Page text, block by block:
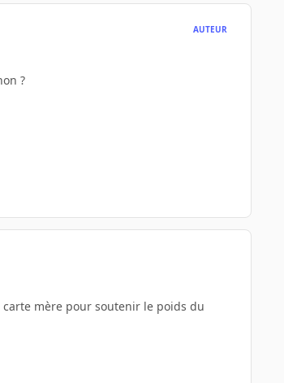
AUTEUR
?
mère pour soutenir le poids du